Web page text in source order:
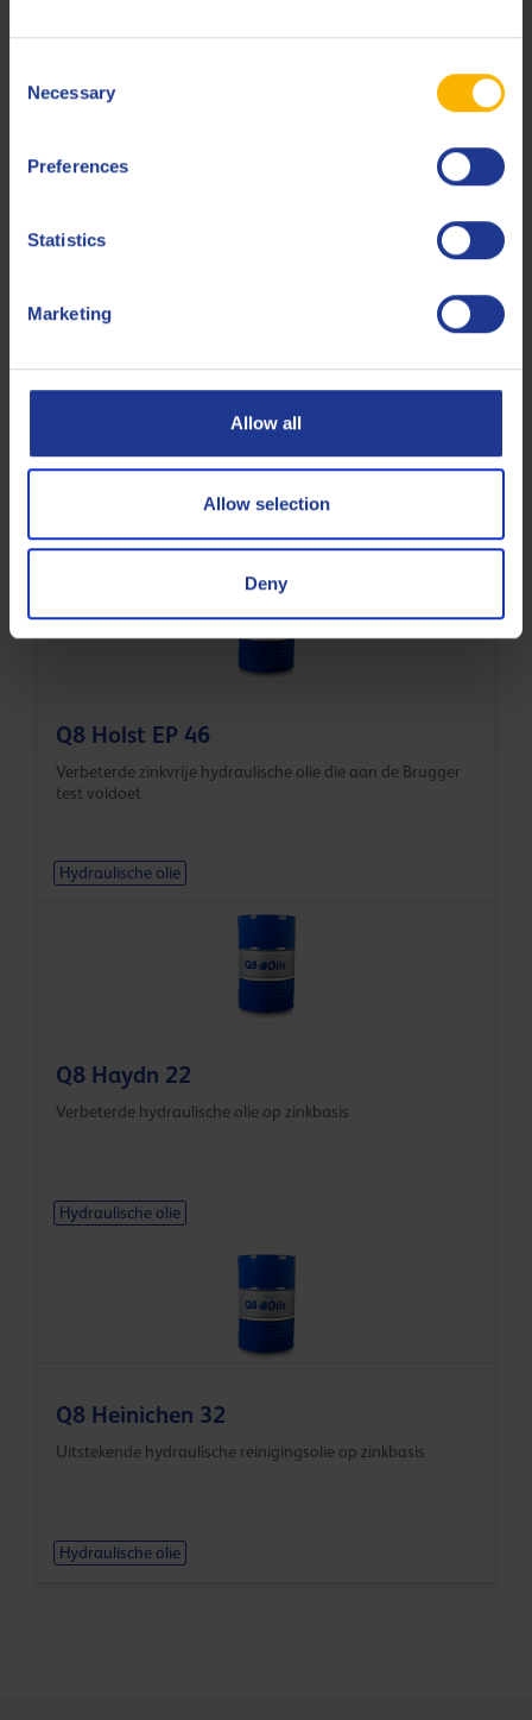
Selection
Necessary
Preferences
Statistics
Marketing
Allow all
Allow selection
Deny
Q8 Huygens 46
Uitstekende zinkvrije hydraulische reinigingsolie met hoge
viscositeitsindex
Hydraulische olie
Q8 Holst EP 46
Verbeterde zinkvrije hydraulische olie die aan de Brugger
test voldoet
Hydraulische olie
Q8 Haydn 22
Verbeterde hydraulische olie op zinkbasis
Hydraulische olie
Q8 Heinichen 32
Uitstekende hydraulische reinigingsolie op zinkbasis
Hydraulische olie